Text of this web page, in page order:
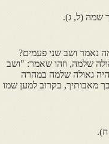
שמה (ל, ג).
נאמר ושב שני פעמים?
שלמה, וזהו שאמר: "ושב
גאולה שלמה במהרה
מאבותיך, בקרוב למען שמו